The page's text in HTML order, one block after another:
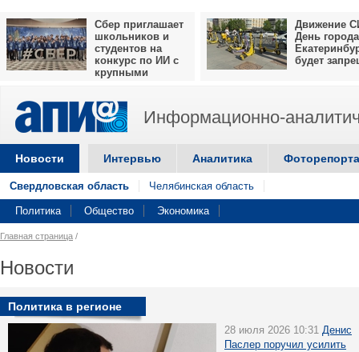
Сбер приглашает
школьников и
студентов на
конкурс по ИИ с
крупными
Движение
День города
будет
Информационно-
Новости Интервью Аналитика
Свердловская область Челябинская область
Политика Общество Экономика
Главная страница /
Новости
Политика в регионе
28 июля 2026 10:31 Денис
Паслер поручил усилить